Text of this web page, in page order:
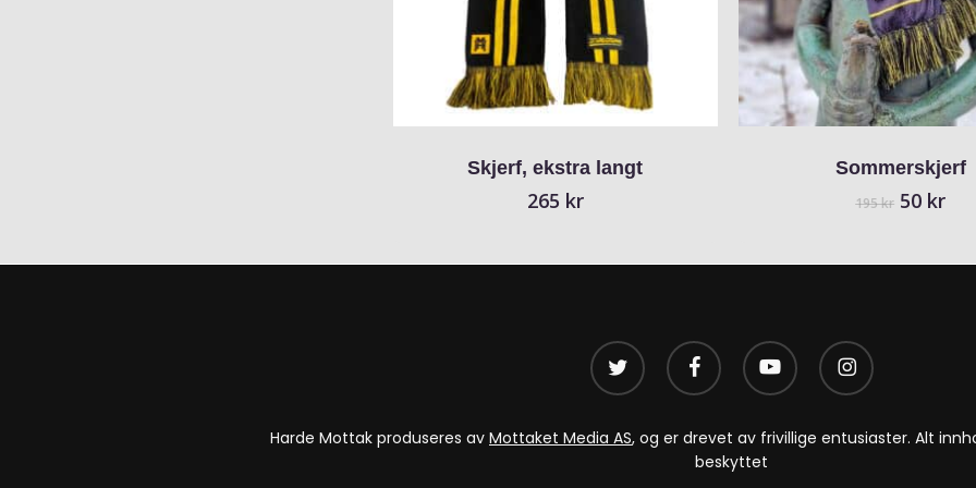
Skjerf, ekstra langt
265 kr
Sommerskjerf
195kr
195 kr.
50 kr
50
twitter facebook youtube instagram
Harde Mottak produseres av Mottaket Media AS, og er drevet av frivillige entusiaster. Alt
beskyttet